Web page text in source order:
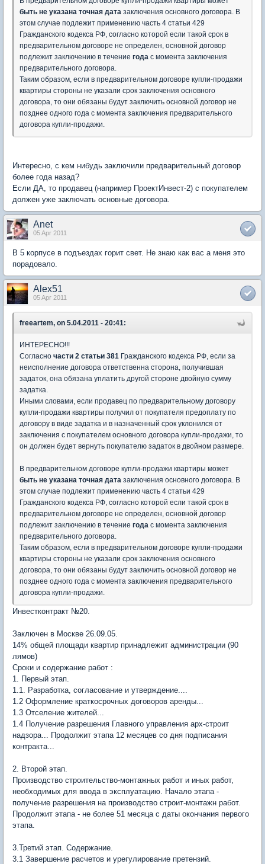
быть не указана точная дата заключения основного договора. В
этом случае подлежит применению часть 4 статьи 429
Гражданского кодекса РФ, согласно которой если такой срок в
предварительном договоре не определен, основной договор
подлежит заключению в течение года с момента заключения
предварительного договора.
Таким образом, если в предварительном договоре купли-продажи
квартиры стороны не указали срок заключения основного
договора, то они обязаны будут заключить основной договор не
позднее одного года с момента заключения предварительного
договора купли-продажи.
Интересно, с кем нибудь заключили предварительный договор
более года назад?
Если ДА, то продавец (например ПроектИнвест-2) с покупателем
должен уже заключать основные договора.
Anet
05 Apr 2011
В 5 корпусе в подъездах горит свет. Не знаю как вас а меня это
порадовало.
Alex51
05 Apr 2011
freeartem, on 5.04.2011 - 20:41:
ИНТЕРЕСНО!!!
Согласно части 2 статьи 381 Гражданского кодекса РФ, если за
неисполнение договора ответственна сторона, получившая
задаток, она обязана уплатить другой стороне двойную сумму
задатка.
Иными словами, если продавец по предварительному договору
купли-продажи квартиры получил от покупателя предоплату по
договору в виде задатка и в назначенный срок уклонился от
заключения с покупателем основного договора купли-продажи, то
он должен будет вернуть покупателю задаток в двойном размере.
В предварительном договоре купли-продажи квартиры может
быть не указана точная дата заключения основного договора. В
этом случае подлежит применению часть 4 статьи 429
Гражданского кодекса РФ, согласно которой если такой срок в
предварительном договоре не определен, основной договор
подлежит заключению в течение года с момента заключения
предварительного договора.
Таким образом, если в предварительном договоре купли-продажи
квартиры стороны не указали срок заключения основного
договора, то они обязаны будут заключить основной договор не
позднее одного года с момента заключения предварительного
договора купли-продажи.
Инвестконтракт №20.
Заключен в Москве 26.09.05.
14% общей площади квартир принадлежит администрации (90
лямов)
Сроки и содержание работ :
1. Первый этап.
1.1. Разработка, согласование и утверждение....
1.2 Оформление краткосрочных договоров аренды...
1.3 Отселение жителей...
1.4 Получение разрешения Главного управления арх-строит
надзора... Продолжит этапа 12 месяцев со дня подписания
контракта...
2. Второй этап.
Производство строительство-монтажных работ и иных работ,
необходимых для ввода в эксплуатацию. Начало этапа -
получение разрешения на производство строит-монтажн работ.
Продолжит этапа - не более 51 месяца с даты окончания первого
этапа.
3.Третий этап. Содержание.
3.1 Завершение расчетов и урегулирование претензий.